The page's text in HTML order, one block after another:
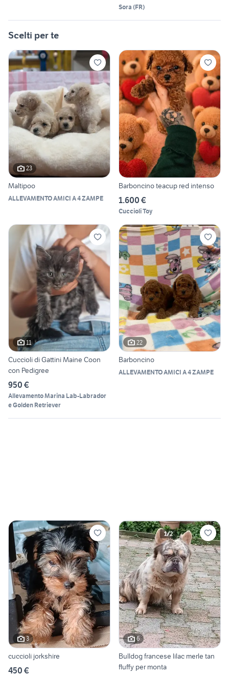
Sora (FR)
Scelti per te
23
Maltipoo
ALLEVAMENTO AMICI A 4 ZAMPE
Barboncino teacup red intenso
1.600 €
Cuccioli Toy
11
Cuccioli di Gattini Maine Coon
con Pedigree
950 €
Allevamento Marina Lab-Labrador
e Golden Retriever
22
Barboncino
ALLEVAMENTO AMICI A 4 ZAMPE
3
cuccioli jorkshire
450 €
6
Bulldog francese lilac merle tan
fluffy per monta